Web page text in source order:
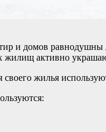
и домов
жилищ активно
жилья